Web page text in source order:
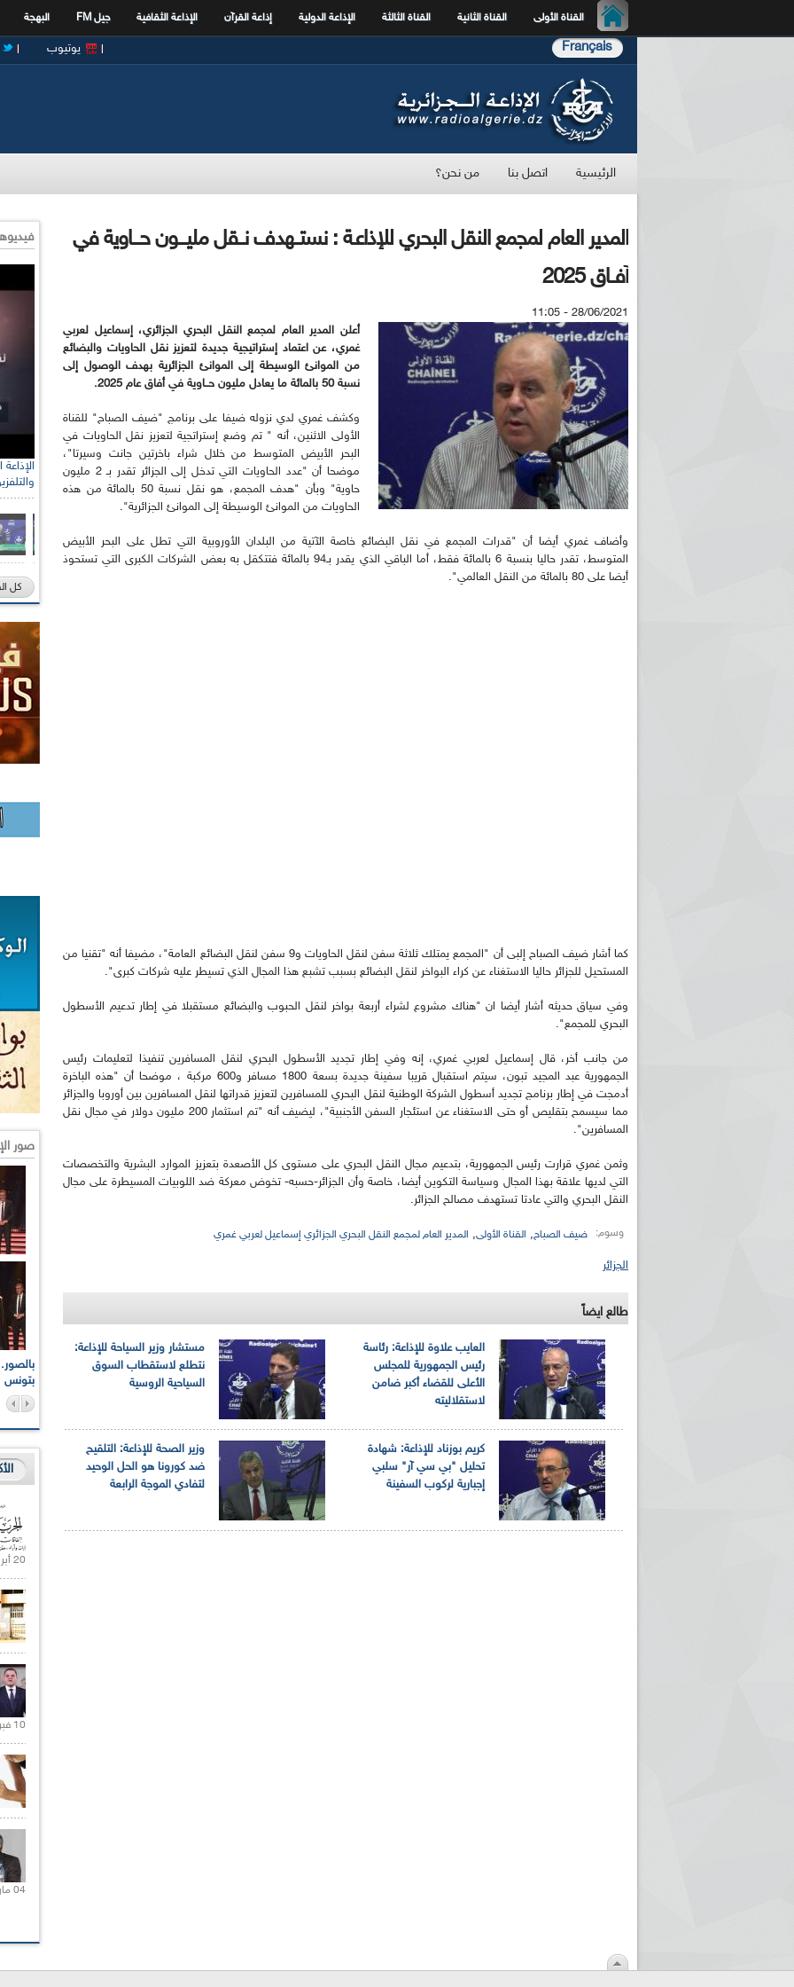
القناة الأولى القناة الثانية القناة الثالثة الإذاعة الدولية إذاعة القرآن الإذاعة الثقافية جيل FM البهجة
Français يوتيوب
الرئيسية اتصل بنا من نحن؟
المدير العام لمجمع النقل البحري للإذاعـة : نستــهدف نــقل مليـــون حـــاوية في
آفــاق 2025
28/06/2021 - 11:05
أعلن المدير العام لمجمع النقل البحري الجزائري، إسماعيل لعربي
غمري، عن اعتماد إستراتيجية جديدة لتعزيز نقل الحاويات والبضائع
من الموانئ الوسيطة إلى الموانئ الجزائرية بهدف الوصول إلى
نسبة 50 بالمائة ما يعادل مليون حــاوية في أفاق عام 2025.
وكشف غمري لدي نزوله ضيفا على برنامج "ضيف الصباح" للقناة
الأولى الاثنين، أنه " تم وضع إستراتجية لتعزيز نقل الحاويات في
البحر الأبيض المتوسط من خلال شراء باخرتين جانت وسيرتا"،
موضحا أن "عدد الحاويات التي تدخل إلى الجزائر تقدر بـ 2 مليون
حاوية" وبأن "هدف المجمع، هو نقل نسبة 50 بالمائة من هذه
الحاويات من الموانئ الوسيطة إلى الموانئ الجزائرية".
وأضاف غمري أيضا أن "قدرات المجمع في نقل البضائع خاصة الآتية من البلدان الأوروبية التي تطل على البحر الأبيض
المتوسط، تقدر حاليا بنسبة 6 بالمائة فقط، أما الباقي الذي يقدر بـ94 بالمائة فتتكقل به بعض الشركات الكبرى التي تستحوذ
أيضا على 80 بالمائة من النقل العالمي".
كما أشار ضيف الصباح إلبى أن "المجمع يمتلك ثلاثة سفن لنقل الحاويات و9 سفن لنقل البضائع العامة"، مضيفا أنه "تقنيا من
المستحيل للجزائر حاليا الاستغناء عن كراء البواخر لنقل البضائع بسبب تشبع هذا المجال الذي تسيطر عليه شركات كبرى".
وفي سياق حديثه أشار أيضا ان "هناك مشروع لشراء أربعة بواخر لنقل الحبوب والبضائع مستقبلا في إطار تدعيم الأسطول
البحري للمجمع".
من جانب أخر، قال إسماعيل لعربي غمري، إنه وفي إطار تجديد الأسطول البحري لنقل المسافرين تنفيذا لتعليمات رئيس
الجمهورية عبد المجيد تبون، سيتم استقبال قريبا سفينة جديدة بسعة 1800 مسافر و600 مركبة ، موضحا أن "هذه الباخرة
أدمجت في إطار برنامج تجديد أسطول الشركة الوطنية لنقل البحري للمسافرين لتعزيز قدراتها لنقل المسافرين بين أوروبا والجزائر
مما سيسمح بتقليص أو حتى الاستغناء عن استئجار السفن الأجنبية"، ليضيف أنه "تم استثمار 200 مليون دولار في مجال نقل
المسافرين".
وثمن غمري قرارت رئيس الجمهورية، بتدعيم مجال النقل البحري على مستوى كل الأصعدة بتعزيز الموارد البشرية والتخصصات
التي لديها علاقة بهذا المجال وسياسة التكوين أيضا، خاصة وأن الجزائر-حسبه- تخوض معركة ضد اللوبيات المسيطرة على مجال
النقل البحري والتي عادتا تستهدف مصالح الجزائر.
وسوم: ضيف الصباح, القناة الأولى, المدير العام لمجمع النقل البحري الجزائري إسماعيل لعربي غمري
الجزائر
طالع ايضاً
مستشار وزير السياحة للإذاعة:
نتطلع لاستقطاب السوق
السياحية الروسية
العايب علاوة للإذاعة: رئاسة
رئيس الجمهورية للمجلس
الأعلى للقضاء أكبر ضامن
لاستقلاليته
وزير الصحة للإذاعة: التلقيح
ضد كورونا هو الحل الوحيد
لتفادي الموجة الرابعة
كريم بوزناد للإذاعة: شهادة
تحليل "بي سي آر" سلبي
إجبارية لركوب السفينة
كل
صور
بتونس
الإذاعة الجزائرية تقف دقيقة صمت ترحما على أرواح شهداء
17 أكتوبر 1961
بالصور... اللقاء الوطني لمديري الإذاعات الوطنية والجهوية
حول مرافقة وتغطية الإنتخابات المحلية لـ27 نوفمبر 2021
الإذاعة الجزائرية للرياضيين البارالمبيين المتوجين
20 أبريل 2021 |
10 فبراير 2021 |
04 مارس 2020 |